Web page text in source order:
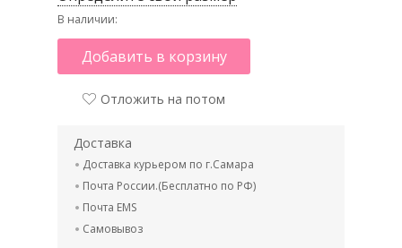
В наличии:
Добавить в корзину
Отложить на потом
Доставка
Доставка курьером по г.Самара
Почта России.(Бесплатно по РФ)
Почта EMS
Самовывоз